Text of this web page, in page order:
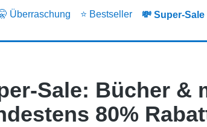
Überraschung ⭐ Bestseller 💸 Super-Sale
Sale: Bücher &
80%